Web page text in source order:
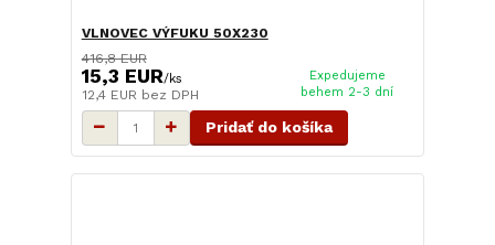
VLNOVEC VÝFUKU 50X230
416,8 EUR
15,3 EUR/ks
12,4 EUR bez DPH
Expedujeme
behem 2-3 dní
Pridať do košíka